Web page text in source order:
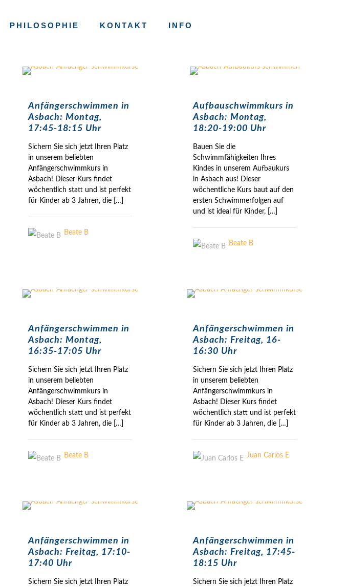
PHILOSOPHIE KONTAKT INFO
Anfängerschwimmen in
Asbach: Montag,
17:45-18:15 Uhr
Sichern Sie sich jetzt Ihren Platz
in unserem beliebten
Anfängerschwimmkurs in
Asbach! Dieser Kurs findet
wöchentlich statt und ist perfekt
für Kinder ab 3 Jahren, die […]
Beate B
Aufbauschwimmkurs in
Asbach: Montag,
18:20-19:00 Uhr
Bauen Sie die
Schwimmfähigkeiten Ihres
Kindes in unserem Aufbaukurs
in Asbach aus! Dieser
wöchentliche Kurs baut auf den
ersten Schwimmerfolgen auf
und ist ideal für Kinder,[…]
Beate B
Anfängerschwimmen in
Asbach: Montag,
16:35-17:05 Uhr
Sichern Sie sich jetzt Ihren Platz
in unserem beliebten
Anfängerschwimmkurs in
Asbach! Dieser Kurs findet
wöchentlich statt und ist perfekt
für Kinder ab 3 Jahren, die […]
Beate B
Anfängerschwimmen in
Asbach: Freitag, 16-
16:30 Uhr
Sichern Sie sich jetzt Ihren Platz
in unserem beliebten
Anfängerschwimmkurs in
Asbach! Dieser Kurs findet
wöchentlich statt und ist perfekt
für Kinder ab 3 Jahren, die[…]
Juan Carlos E
Anfängerschwimmen in
Asbach: Freitag, 17:10-
17:40 Uhr
Sichern Sie sich jetzt Ihren Platz
Anfängerschwimmen in
Asbach: Freitag, 17:45-
18:15 Uhr
Sichern Sie sich jetzt Ihren Platz